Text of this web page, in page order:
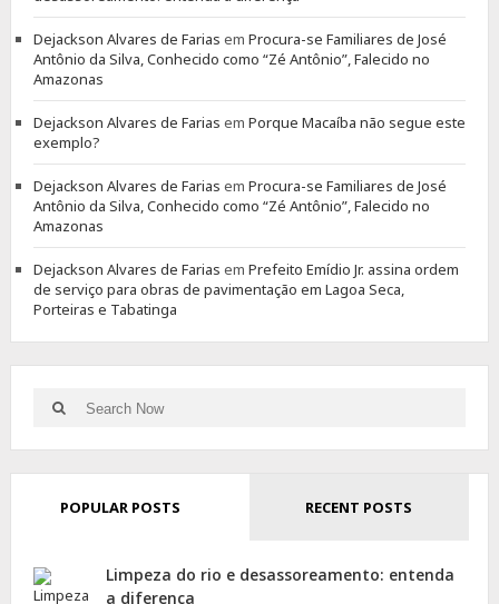
Dejackson Alvares de Farias em Procura-se Familiares de José
Antônio da Silva, Conhecido como “Zé Antônio”, Falecido no
Amazonas
Dejackson Alvares de Farias em Porque Macaíba não segue este
exemplo?
Dejackson Alvares de Farias em Procura-se Familiares de José
Antônio da Silva, Conhecido como “Zé Antônio”, Falecido no
Amazonas
Dejackson Alvares de Farias em Prefeito Emídio Jr. assina ordem
de serviço para obras de pavimentação em Lagoa Seca,
Porteiras e Tabatinga
Search
for:
Search
POPULAR POSTS RECENT POSTS
Limpeza do rio e desassoreamento: entenda
a diferença